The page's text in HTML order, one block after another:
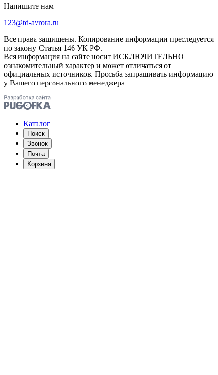
Напишите нам
123@td-avrora.ru
Все права защищены. Копирование информации преследуется
по закону. Статья 146 УК РФ.
Вся информация на сайте носит ИСКЛЮЧИТЕЛЬНО
ознакомительный характер и может отличаться от
официальных источников. Просьба запрашивать информацию
у Вашего персонального менеджера.
Каталог
Поиск
Звонок
Почта
Корзина